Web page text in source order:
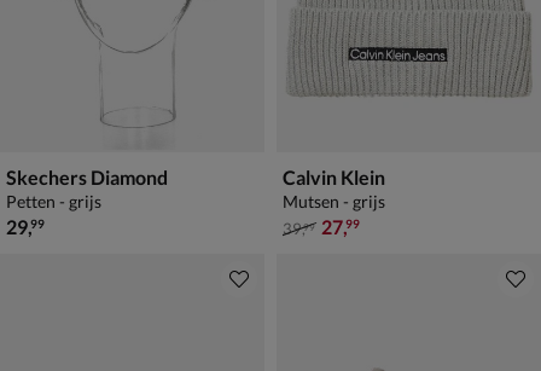
Skechers Diamond
Petten - grijs
€ 29,99
29,99
Calvin Klein
Mutsen - grijs
van € 39,99 voor € 27,99
39,99 27,99